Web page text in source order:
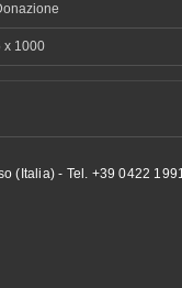
x 1000
(Italia) - Tel. +39 0422